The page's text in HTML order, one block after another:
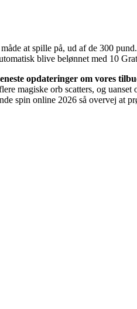
at spille på, ud af de 300
blive belønnet med 10
opdateringer om vores
magiske orb scatters, og
spin online 2026 så overvej at